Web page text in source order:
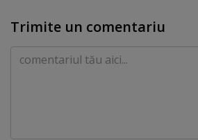
Trimite un comentariu
Comentariu